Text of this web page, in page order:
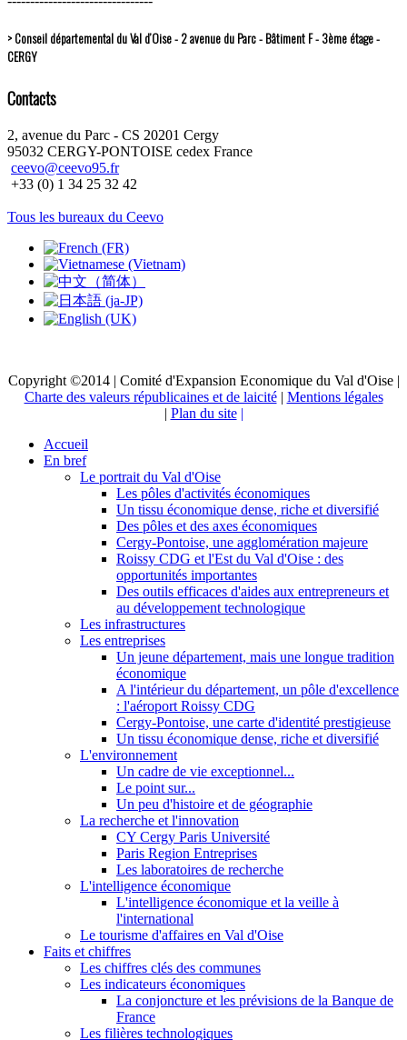
> Conseil départemental du Val d’Oise - 2 avenue du Parc - Bâtiment F - 3ème étage -
CERGY
Contacts
2, avenue du Parc - CS 20201 Cergy
95032 CERGY-PONTOISE cedex France
ceevo@ceevo95.fr
+33 (0) 1 34 25 32 42
Tous les bureaux du Ceevo
Copyright ©2014 | Comité d'Expansion Economique du Val d'Oise |
Charte des valeurs républicaines et de laicité| Mentions légales
| Plan du site |
Accueil
En bref
Le portrait du Val d'Oise
Les pôles d'activités économiques
Un tissu économique dense, riche et diversifié
Des pôles et des axes économiques
Cergy-Pontoise, une agglomération majeure
Roissy CDG et l'Est du Val d'Oise : des
opportunités importantes
Des outils efficaces d'aides aux entrepreneurs et
au développement technologique
Les infrastructures
Les entreprises
Un jeune département, mais une longue tradition
économique
A l'intérieur du département, un pôle d'excellence
: l'aéroport Roissy CDG
Cergy-Pontoise, une carte d'identité prestigieuse
Un tissu économique dense, riche et diversifié
L'environnement
Un cadre de vie exceptionnel...
Le point sur...
Un peu d'histoire et de géographie
La recherche et l'innovation
CY Cergy Paris Université
Paris Region Entreprises
Les laboratoires de recherche
L'intelligence économique
L'intelligence économique et la veille à
l'international
Le tourisme d'affaires en Val d'Oise
Faits et chiffres
Les chiffres clés des communes
Les indicateurs économiques
La conjoncture et les prévisions de la Banque de
France
Les filières technologiques